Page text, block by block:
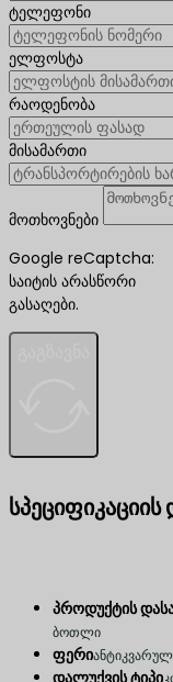
ტელეფონი
ელფოსტა
რაოდენობა
მისამართი
მოთხოვნები
Google reCaptcha:
საიტის არასწორი
გასაღები.
პროდუქტის
ბოთლი
ფერი
დალუქვის ტიპი